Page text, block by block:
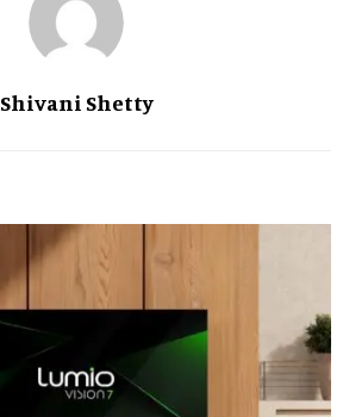
Shivani Shetty